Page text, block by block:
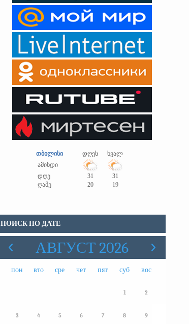
თბილისი დღეს
ხვალ
ამინდი
დღე
31
31
ღამე
20 19
ПОИСК ПО ДАТЕ
АВГУСТ 2026
пон вто сре чет пят суб вос
1 2
3 4 5 6 7 8 9